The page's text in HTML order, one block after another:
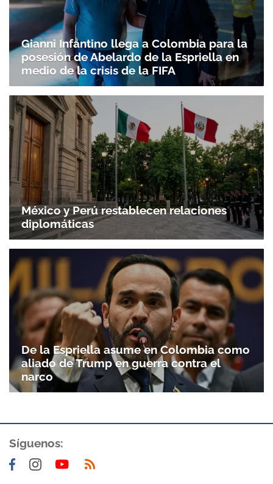
Gracias por suscribirte a nuestro boletín.
ACEPTAR
Gianni Infantino llega a Colombia para la
posesión de Abelardo de la Espriella en
medio de la crisis de la FIFA
México y Perú restablecen relaciones
diplomáticas
De la Espriella asume en Colombia como
aliado de Trump en guerra contra el
narco
Síguenos: